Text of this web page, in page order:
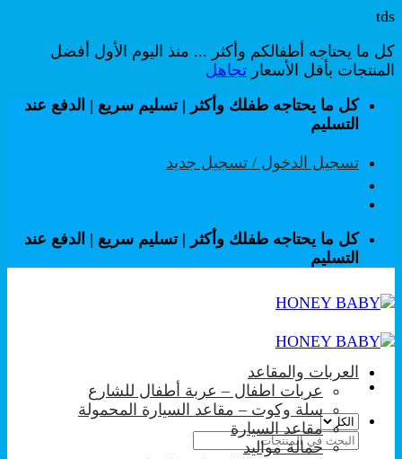
tds
كل ما يحتاجه أطفالكم وأكثر ... منذ اليوم الأول أفضل
المنتجات بأقل الأسعار تجاهل
تخطي
للمحتوى
كل ما يحتاجه طفلك وأكثر | تسليم سريع | الدفع عند
التسليم
تسجيل الدخول / تسجيل جديد
كل ما يحتاجه طفلك وأكثر | تسليم سريع | الدفع عند
التسليم
البحث
العربات والمقاعد
عربات اطفال – عربة أطفال للشارع
سلة وكوت – مقاعد السيارة المحمولة
مقاعد السيارة
حمالة مواليد